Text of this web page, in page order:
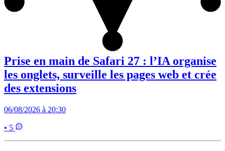
Prise en main de Safari 27 : l’IA organise
les onglets, surveille les pages web et crée
des extensions
06/08/2026 à 20:30
• 5